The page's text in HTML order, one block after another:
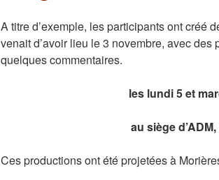
A titre d’exemple, les participants ont créé
venait d’avoir lieu le 3 novembre, avec
quelques commentaires.
les lundi 5 et
au siège
Ces productions ont été projetées à